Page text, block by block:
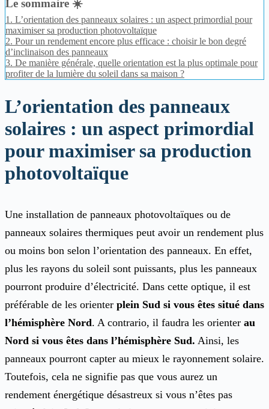
Le sommaire ☀️
1. L’orientation des panneaux solaires : un aspect primordial pour
maximiser sa production photovoltaïque
2. Pour un rendement encore plus efficace : choisir le bon degré
d’inclinaison des panneaux
3. De manière générale, quelle orientation est la plus optimale pour
profiter de la lumière du soleil dans sa maison ?
L’orientation des panneaux
solaires : un aspect primordial
pour maximiser sa production
photovoltaïque
Une installation de panneaux photovoltaïques ou de
panneaux solaires thermiques peut avoir un rendement plus
ou moins bon selon l’orientation des panneaux. En effet,
plus les rayons du soleil sont puissants, plus les panneaux
pourront produire d’électricité. Dans cette optique, il est
préférable de les orienter plein Sud si vous êtes situé dans
l’hémisphère Nord. A contrario, il faudra les orienter au
Nord si vous êtes dans l’hémisphère Sud. Ainsi, les
panneaux pourront capter au mieux le rayonnement solaire.
Toutefois, cela ne signifie pas que vous aurez un
rendement énergétique désastreux si vous n’êtes pas